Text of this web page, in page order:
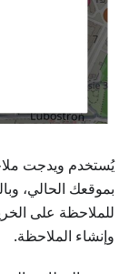
يُستخدم ويدجت
بموقعك الحالي،
للملاحظة على
وإنشاء الملاحظة.